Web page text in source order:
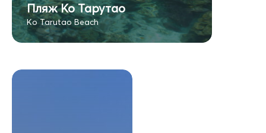
Пляж Ко Тарутао
Ko Tarutao Beach